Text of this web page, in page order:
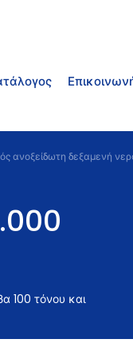
ανοξείδωτη δεξαμενή
100 τόνου και